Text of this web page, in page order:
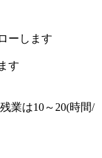
ーします
す
業は10～20(時間/